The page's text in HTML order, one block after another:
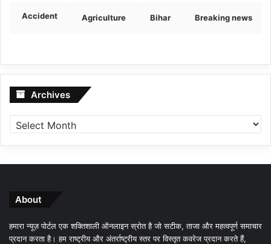
Accident Agriculture Bihar Breaking news
Archives Archives
About
हमारा न्यूज़ पोर्टल एक शक्तिशाली ऑनलाइन स्रोत है जो सटीक, ताजा और महत्वपूर्ण समाचार
प्रदान करता है। हम राष्ट्रीय और अंतर्राष्ट्रीय स्तर पर विस्तृत कवरेज प्रदान करते हैं,